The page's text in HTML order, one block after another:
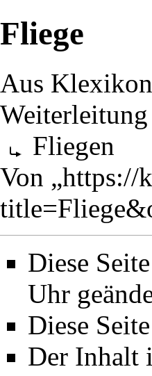
Fliege
Aus
Weiterleitung
Fliegen
Von „https://
Diese
Uhr
Diese
Der Inhalt